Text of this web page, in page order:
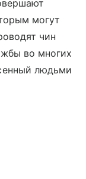
могут
чин
во многих
людьми